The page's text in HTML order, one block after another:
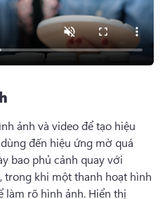
ảnh và video để tạo hiệu
đến hiệu ứng mờ quá
bao phủ cảnh quay với
trong khi một thanh hoạt hình
làm rõ hình ảnh. Hiển thị